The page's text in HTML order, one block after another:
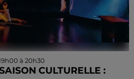
à 20h30
CULTURELLE :